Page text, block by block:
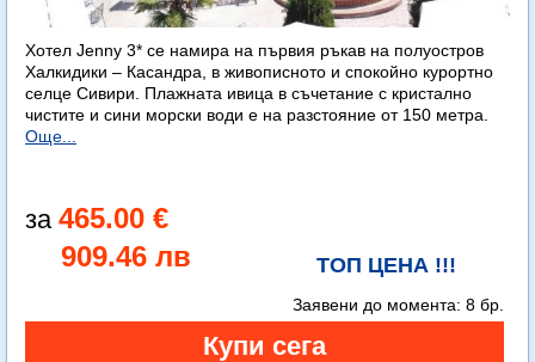
Хотел Jenny 3* се намира на първия ръкав на полуостров
Халкидики – Касандра, в живописното и спокойно курортно
селце Сивири. Плажната ивица в съчетание с кристално
чистите и сини морски води е на разстояние от 150 метра.
Още...
465.00 €
909.46 лв
ТОП ЦЕНА !!!
Заявени до момента: 8 бр.